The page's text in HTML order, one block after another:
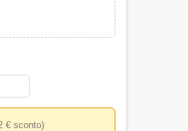
€ sconto)